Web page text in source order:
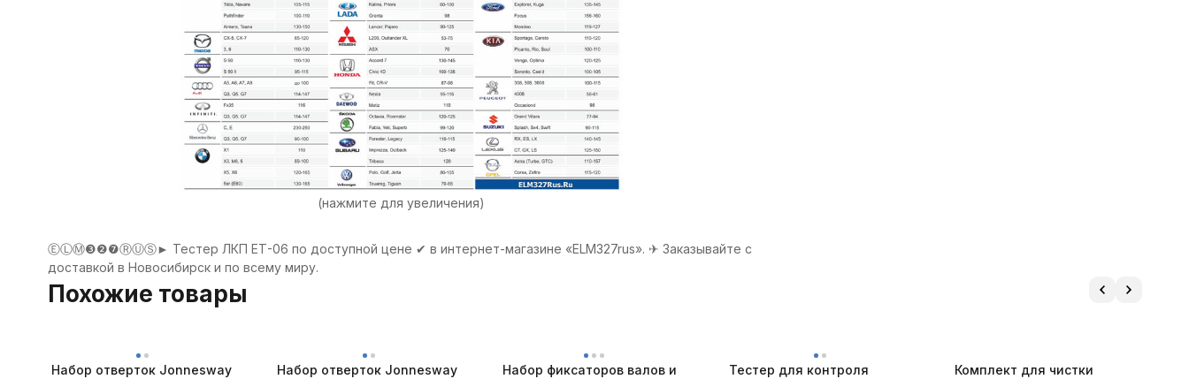
(нажмите для увеличения)
ⒺⓁⓂ❸❷❼ⓇⓊⓈ► Тестер ЛКП ЕТ-06 по доступной цене ✔ в интернет-магазине «ELM327rus». ✈ Заказывайте с
доставкой в Новосибирск и по всему миру.
Похожие товары
Набор отверток Jonnesway
Набор отверток Jonnesway
Набор фиксаторов валов и
Тестер для контроля
Комплект для чистки